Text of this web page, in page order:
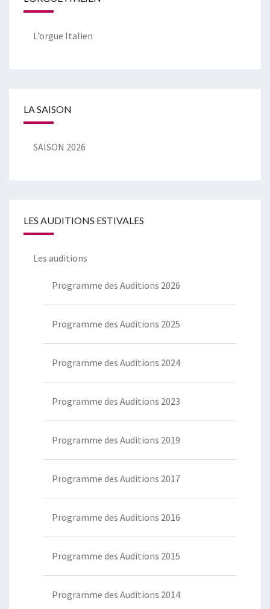
L’orgue Italien
LA SAISON
SAISON 2026
LES AUDITIONS ESTIVALES
Les auditions
Programme des Auditions 2026
Programme des Auditions 2025
Programme des Auditions 2024
Programme des Auditions 2023
Programme des Auditions 2019
Programme des Auditions 2017
Programme des Auditions 2016
Programme des Auditions 2015
Programme des Auditions 2014